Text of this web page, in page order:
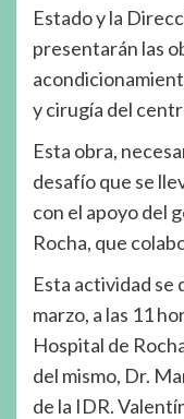
Estado y la
presentarán las
y cirugía del
Esta obra,
desafío que se
con el apoyo del
Rocha, que
Esta actividad se
marzo, a las 11
Hospital de
del mismo, Dr.
de la IDR.